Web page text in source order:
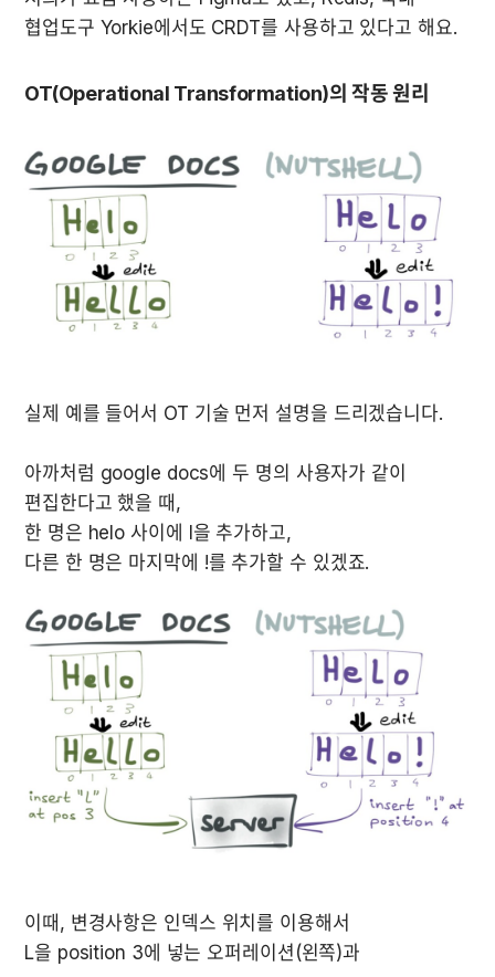
협업도구 Yorkie에서도 CRDT를 사용하고 있다고 해요.
OT(Operational Transformation)의 작동 원리
아까처럼 google docs에 두 명의 사용자가 같이
편집한다고 했을 때,
한 명은 helo 사이에 l을 추가하고,
다른 한 명은 마지막에 !를 추가할 수 있겠죠.
이때, 변경사항은 인덱스 위치를 이용해서